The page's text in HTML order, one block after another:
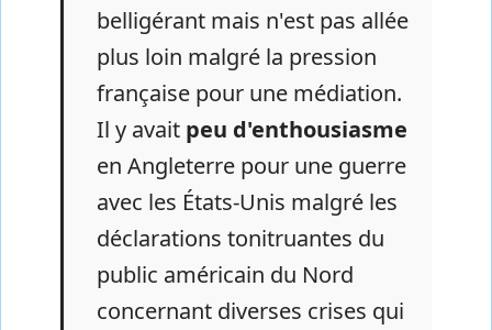
belligérant mais n'est pas allée
plus loin malgré la pression
française pour une médiation.
Il y avait peu d'enthousiasme
en Angleterre pour une guerre
avec les États-Unis malgré les
déclarations tonitruantes du
public américain du Nord
concernant diverses crises qui